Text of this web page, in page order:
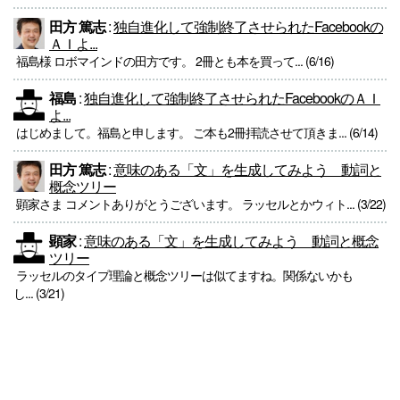
田方 篤志:独自進化して強制終了させられたFacebookの
ＡＩよ...
福島様 ロボマインドの田方です。 2冊とも本を買って... (6/16)
福島:独自進化して強制終了させられたFacebookのＡＩ
よ...
はじめまして。福島と申します。 ご本も2冊拝読させて頂きま... (6/14)
田方 篤志:意味のある「文」を生成してみよう 動詞と
概念ツリー
顕家さま コメントありがとうございます。 ラッセルとかウィト... (3/22)
顕家:意味のある「文」を生成してみよう 動詞と概念
ツリー
ラッセルのタイプ理論と概念ツリーは似てますね。関係ないかも
し... (3/21)